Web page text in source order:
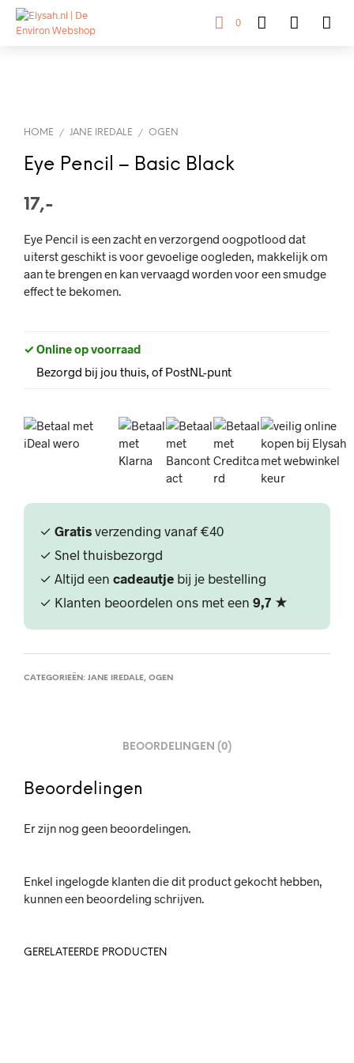
0
HOME / JANE IREDALE / OGEN
Eye Pencil – Basic Black
17,-
Eye Pencil is een zacht en verzorgend oogpotlood dat
uiterst geschikt is voor gevoelige oogleden, makkelijk om
aan te brengen en kan vervaagd worden voor een smudge
effect te bekomen.
✓ Online op voorraad
Bezorgd bij jou thuis, of PostNL-punt
✓ Gratis verzending vanaf €40
✓ Snel thuisbezorgd
✓ Altijd een cadeautje bij je bestelling
✓ Klanten beoordelen ons met een 9,7 ★
CATEGORIEËN: JANE IREDALE, OGEN
BEOORDELINGEN (0)
Beoordelingen
Er zijn nog geen beoordelingen.
Enkel ingelogde klanten die dit product gekocht hebben,
kunnen een beoordeling schrijven.
GERELATEERDE PRODUCTEN